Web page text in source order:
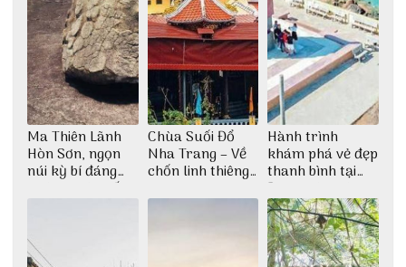
Ma Thiên Lãnh
Hòn Sơn, ngọn
núi kỳ bí đáng
khám phá nhất
Chùa Suối Đổ
Nha Trang – Về
chốn linh thiêng
thiền định
Hành trình
khám phá vẻ đẹp
thanh bình tại
Đảo Phú Quý